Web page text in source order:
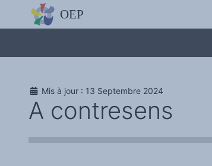
Agir avec l'OEP
Contacter l'OEP
Proposer une action
Demander un stage
LES ACTIONS
A contresens
Mis à jour : 13 Septembre 2024